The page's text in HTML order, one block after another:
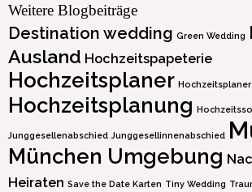
Weitere Blogbeiträge
Destination wedding Green Wedding
Ausland Hochzeitspapeterie
Hochzeitsplaner Hochzeitsplaner
Hochzeitsplanung
Junggesellenabschied Junggesellinnenabschied
München Umgebung
Heiraten Save the Date Karten Tiny Wedding